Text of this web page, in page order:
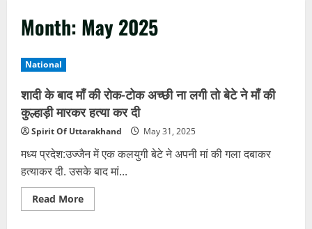
Month: May 2025
National
शादी के बाद माँ की रोक-टोक अच्छी ना लगी तो बेटे ने माँ की
कुल्हाड़ी मारकर हत्या कर दी
Spirit Of Uttarakhand May 31, 2025
मध्य प्रदेश:उज्जैन में एक कलयुगी बेटे ने अपनी मां की गला दबाकर
हत्याकर दी. उसके बाद मां...
Read MoreRead
more